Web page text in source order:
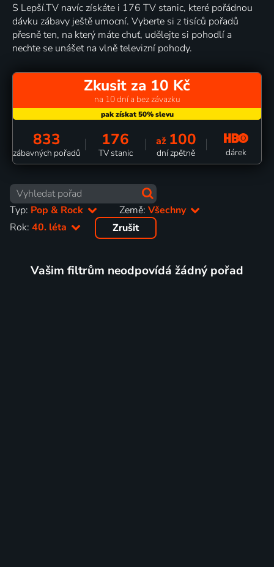
S Lepší.TV navíc získáte i 176 TV stanic, které pořádnou
dávku zábavy ještě umocní. Vyberte si z tisíců pořadů
přesně ten, na který máte chuť, udělejte si pohodlí a
nechte se unášet na vlně televizní pohody.
Zkusit za 10 Kč
na 10 dní a bez závazku
833
zábavných pořadů
176
TV stanic
až 100
dní zpětně dárek
Typ: Pop & Rock Země:Všechny
Rok: 40. léta Zrušit
Vašim filtrům neodpovídá žádný pořad